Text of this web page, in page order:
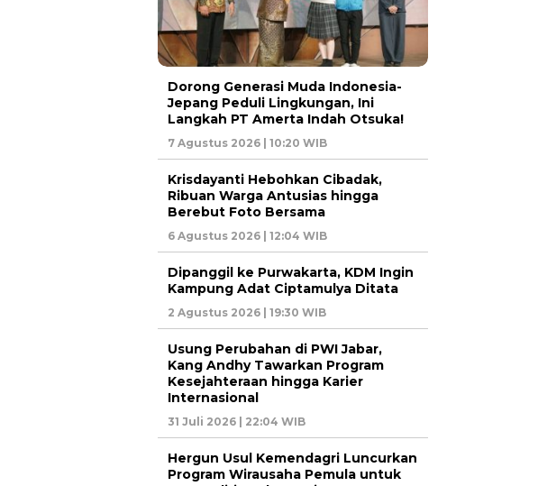
Dorong Generasi Muda Indonesia-
Jepang Peduli Lingkungan, Ini
Langkah PT Amerta Indah Otsuka!
7 Agustus 2026 | 10:20 WIB
Krisdayanti Hebohkan Cibadak,
Ribuan Warga Antusias hingga
Berebut Foto Bersama
6 Agustus 2026 | 12:04 WIB
Dipanggil ke Purwakarta, KDM Ingin
Kampung Adat Ciptamulya Ditata
2 Agustus 2026 | 19:30 WIB
Usung Perubahan di PWI Jabar,
Kang Andhy Tawarkan Program
Kesejahteraan hingga Karier
Internasional
31 Juli 2026 | 22:04 WIB
Hergun Usul Kemendagri Luncurkan
Program Wirausaha Pemula untuk